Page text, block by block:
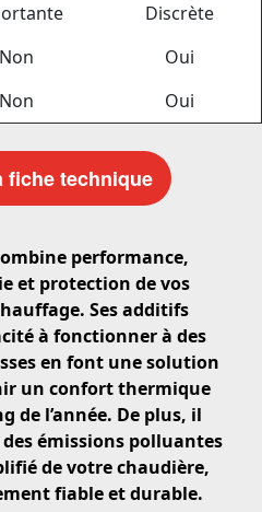
Discrète
Non
Oui
Non Oui
fiche technique
performance,
et protection de vos
Ses additifs
à fonctionner à des
en font une solution
un confort thermique
de l’année. De plus, il
émissions polluantes
de votre chaudière,
fiable et durable.